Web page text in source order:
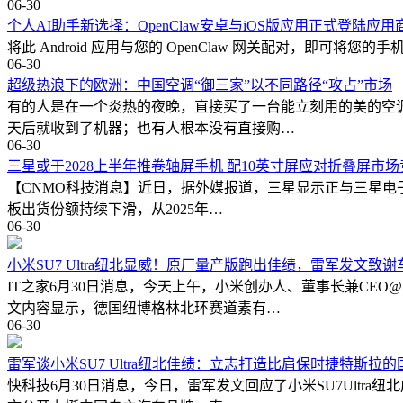
06-30
个人AI助手新选择：OpenClaw安卓与iOS版应用正式登陆应用
将此 Android 应用与您的 OpenClaw 网关配对，即可将您的
06-30
超级热浪下的欧洲：中国空调“御三家”以不同路径“攻占”市场
有的人是在一个炎热的夜晚，直接买了一台能立刻用的美的
天后就收到了机器；也有人根本没有直接购…
06-30
三星或于2028上半年推卷轴屏手机 配10英寸屏应对折叠屏市场
【CNMO科技消息】近日，据外媒报道，三星显示正与三星
板出货份额持续下滑，从2025年…
06-30
小米SU7 Ultra纽北显威！原厂量产版跑出佳绩，雷军发文致谢
IT之家6月30日消息，今天上午，小米创办人、董事长兼
文内容显示，德国纽博格林北环赛道素有…
06-30
雷军谈小米SU7 Ultra纽北佳绩：立志打造比肩保时捷特斯拉的
快科技6月30日消息，今日，雷军发文回应了小米SU7Ultra纽